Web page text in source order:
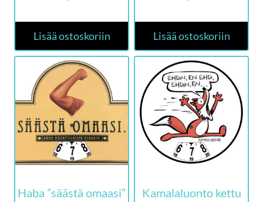
Lisää ostoskoriin Lisää ostoskoriin
Haba ”säästä omaasi”
Kamalaluonto kettu